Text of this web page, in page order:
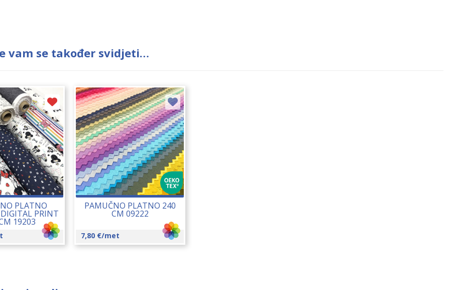
vam se također svidjeti…
PLATNO
PRINT
19203
PAMUČNO PLATNO 240
CM 09222
7,80 €/met